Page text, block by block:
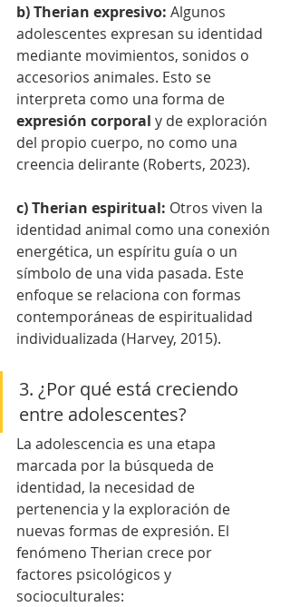
b) Therian expresivo: Algunos
adolescentes expresan su identidad
mediante movimientos, sonidos o
accesorios animales. Esto se
interpreta como una forma de
expresión corporal y de exploración
del propio cuerpo, no como una
creencia delirante (Roberts, 2023).
c) Therian espiritual: Otros viven la
identidad animal como una conexión
energética, un espíritu guía o un
símbolo de una vida pasada. Este
enfoque se relaciona con formas
contemporáneas de espiritualidad
individualizada (Harvey, 2015).
3. ¿Por qué está creciendo
entre adolescentes?
La adolescencia es una etapa
marcada por la búsqueda de
identidad, la necesidad de
pertenencia y la exploración de
nuevas formas de expresión. El
fenómeno Therian crece por
factores psicológicos y
socioculturales: